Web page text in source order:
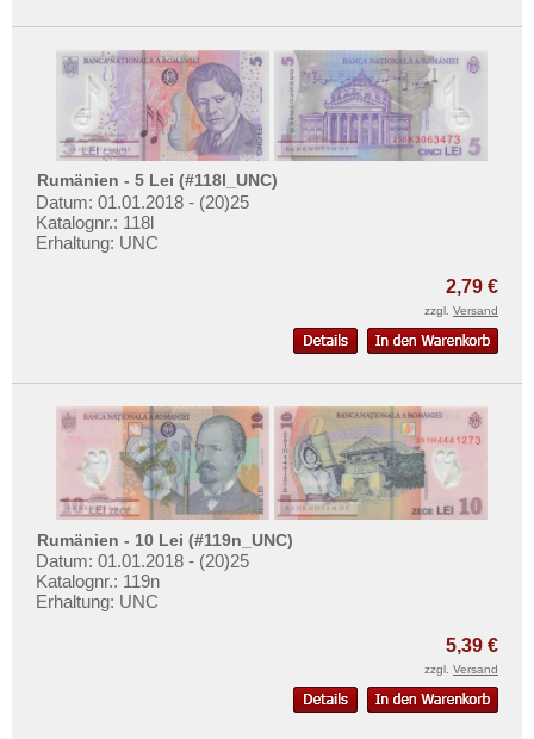
Rumänien - 5 Lei (#118l_UNC)
Datum: 01.01.2018 - (20)25
Katalognr.: 118l
Erhaltung: UNC
2,79 €
zzgl. Versand
Rumänien - 10 Lei (#119n_UNC)
Datum: 01.01.2018 - (20)25
Katalognr.: 119n
Erhaltung: UNC
5,39 €
zzgl. Versand